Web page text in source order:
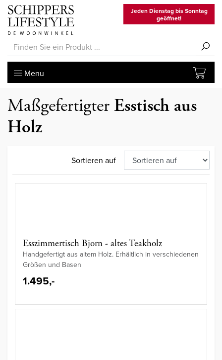
Jeden Dienstag bis Sonntag
geöffnet!
Menu
MaßgefertigterEsstisch aus
Holz
Sortieren auf
Esszimmertisch Bjorn - altes Teakholz
Handgefertigt aus altem Holz. Erhältlich in verschiedenen
Größen und Basen
1.495,-